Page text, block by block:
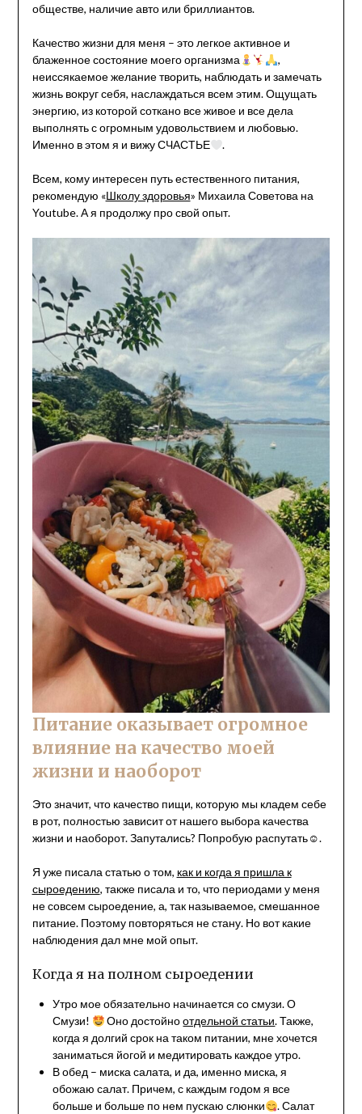
обществе, наличие авто или бриллиантов.
Качество жизни для меня – это легкое активное и
блаженное состояние моего организма
,
неиссякаемое желание творить, наблюдать и замечать
жизнь вокруг себя, наслаждаться всем этим. Ощущать
энергию, из которой соткано все живое и все дела
выполнять с огромным удовольствием и любовью.
Именно в этом я и вижу СЧАСТЬЕ
.
Всем, кому интересен путь естественного питания,
рекомендую «Школу здоровья» Михаила Советова на
Youtube. А я продолжу про свой опыт.
Питание оказывает огромное
влияние на качество моей
жизни и наоборот
Это значит, что качество пищи, которую мы кладем себе
в рот, полностью зависит от нашего выбора качества
жизни и наоборот. Запутались? Попробую распутать☺.
Я уже писала статью о том, как и когда я пришла к
сыроедению, также писала и то, что периодами у меня
не совсем сыроедение, а, так называемое, смешанное
питание. Поэтому повторяться не стану. Но вот какие
наблюдения дал мне мой опыт.
Когда я на полном сыроедении
Утро мое обязательно начинается со смузи. О
Смузи!
Оно достойноотдельной статьи. Также,
когда я долгий срок на таком питании, мне хочется
заниматься йогой и медитировать каждое утро.
В обед – миска салата, и да, именно миска, я
обожаю салат. Причем, с каждым годом я все
больше и больше по нем пускаю слюнки
. Салат